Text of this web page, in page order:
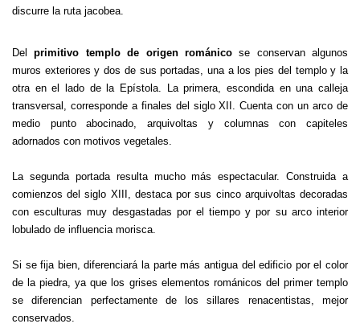
discurre la ruta jacobea.
Delprimitivo templo de origen románicose conservan algunos
muros exteriores y dos de sus portadas, una a los pies del templo y la
otra en el lado de la Epístola. La primera, escondida en una calleja
transversal, corresponde a finales del siglo XII. Cuenta con un arco de
medio punto abocinado, arquivoltas y columnas con capiteles
adornados con motivos vegetales.
La segunda portada resulta mucho más espectacular. Construida a
comienzos del siglo XIII, destaca por sus cinco arquivoltas decoradas
con esculturas muy desgastadas por el tiempo y por su arco interior
lobulado de influencia morisca.
Si se fija bien, diferenciará la parte más antigua del edificio por el color
de la piedra, ya que los grises elementos románicos del primer templo
se diferencian perfectamente de los sillares renacentistas, mejor
conservados.